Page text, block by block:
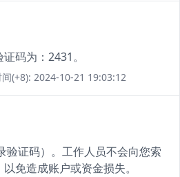
码为：2431。
(+8): 2024-10-21 19:03:12
验证码）。工作人员不会向您索
免造成账户或资金损失。